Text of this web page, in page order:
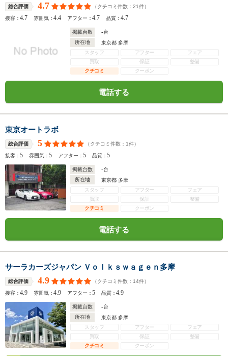
総合評価 4.7 （クチコミ件数： 21件）
接客：4.7 雰囲気：4.4 アフター：4.7 品質：4.7
掲載台数 -台
所在地
東京都 多摩
スタッフ
アフター
フェア
買取
保証
整備
クチコミ
クーポン
電話する
東京オートラボ
総合評価 5 （クチコミ件数： 1件）
接客：5 雰囲気：5 アフター：5 品質：5
掲載台数 -台
所在地
東京都 多摩
スタッフ
アフター
フェア
買取
保証
整備
クチコミ
クーポン
電話する
サーラカーズジャパン Ｖｏｌｋｓｗａｇｅｎ多摩
総合評価 4.9 （クチコミ件数： 14件）
接客：4.9 雰囲気：4.9 アフター：5 品質：4.9
掲載台数 -台
所在地
東京都 多摩
スタッフ
アフター
フェア
買取
保証
整備
クチコミ
クーポン